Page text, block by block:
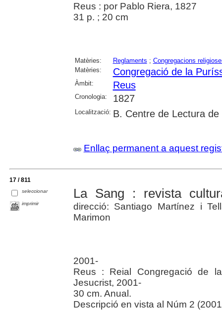
Reus : por Pablo Riera, 1827
31 p. ; 20 cm
Matèries: Reglaments ; Congregacions
Matèries:
Congregació de la
Àmbit: Reus
Cronologia: 1827
Localització: B. Centre de Lectura de
Enllaç permanent a aquest
17 / 811
seleccionar
imprimir
La Sang : revista
direcció: Santiago Martínez i
Marimon
2001-
Reus : Reial Congregació de
Jesucrist, 2001-
30 cm. Anual.
Descripció en vista al Núm 2